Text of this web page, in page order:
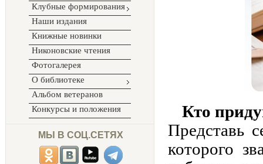
Клубные формирования
Наши издания
Книжные новинки
Никоновские чтения
Фотогалерея
О библиотеке
Альбом ветеранов
Конкурсы и положения
МЫ В СОЦ.СЕТЯХ
Кто
Представь
которого